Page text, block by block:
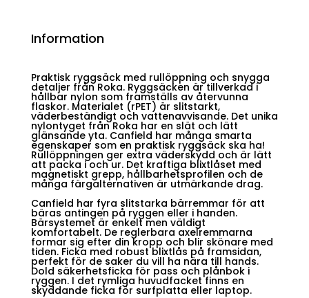
Information
Praktisk ryggsäck med rullöppning och snygga
detaljer från Roka. Ryggsäcken är tillverkad i
hållbar nylon som framställs av återvunna
flaskor. Materialet (rPET) är slitstarkt,
väderbeständigt och vattenavvisande. Det unika
nylontyget från Roka har en slät och lätt
glänsande yta. Canfield har många smarta
egenskaper som en praktisk ryggsäck ska ha!
Rullöppningen ger extra väderskydd och är lätt
att packa i och ur. Det kraftiga blixtlåset med
magnetiskt grepp, hållbarhetsprofilen och de
många färgalternativen är utmärkande drag.
Canfield har fyra slitstarka bärremmar för att
bäras antingen på ryggen eller i handen.
Bärsystemet är enkelt men väldigt
komfortabelt. De reglerbara axelremmarna
formar sig efter din kropp och blir skönare med
tiden. Ficka med robust blixtlås på framsidan,
perfekt för de saker du vill ha nära till hands.
Dold säkerhetsficka för pass och plånbok i
ryggen. I det rymliga huvudfacket finns en
skyddande ficka för surfplatta eller laptop.